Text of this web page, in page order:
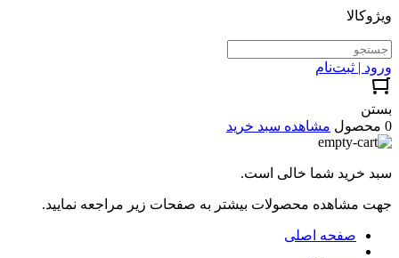
ویژوکالا
ورود | ثبت‌نام
بستن
0 محصول
مشاهده سبد خرید
سبد خرید شما خالی است.
جهت مشاهده محصولات بیشتر به صفحات زیر مراجعه نمایید.
صفحه اصلی